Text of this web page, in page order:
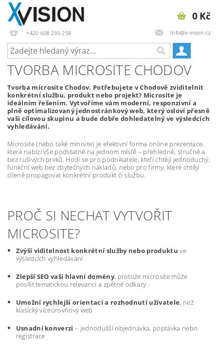
+420 608 236 258 Info@x-vision.cz
0 Kč
TVORBA MICROSITE CHODOV
Tvorba microsite Chodov. Potřebujete v Chodově zviditelnit
konkrétní službu, produkt nebo projekt? Microsite je
ideálním řešením. Vytvoříme vám moderní, responzivní a
plně optimalizovaný jednostránkový web, který osloví přesně
vaši cílovou skupinu a bude dobře dohledatelný ve výsledcích
vyhledávání.
Microsite (nebo také minisite) je efektivní forma online prezentace,
která nabízí vše podstatné na jednom místě – přehledně, stručně a
bez rušivých prvků. Hodí se pro podnikatele, kteří chtějí jednoduchý,
funkční web bez zbytečných nákladů, nebo pro firmy, které chtějí
cíleně propagovat konkrétní produkt či službu.
PROČ SI NECHAT VYTVOŘIT
MICROSITE?
Zvýší viditelnost konkrétní služby nebo produktu ve
výsledcích vyhledávání
Zlepší SEO vaší hlavní domény, protože microsite může
posílit tematickou relevanci a zpětné odkazy
Umožní rychlejší orientaci a rozhodnutí uživatele, než
klasický víceúrovňový web
Usnadní konverzi – jednodušší objednávka, poptávka nebo
registrace